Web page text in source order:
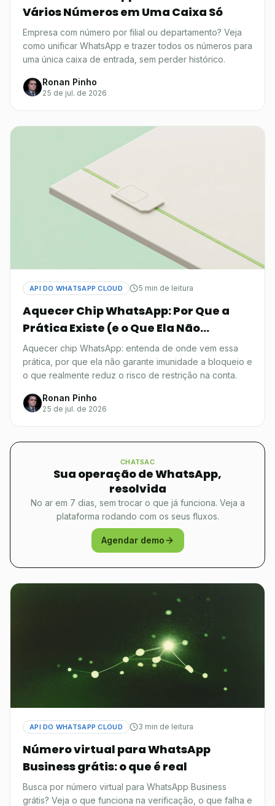
Vários Números em Uma Caixa Só
Empresa com número por filial ou departamento? Veja
como unificar WhatsApp e trazer todos os números para
uma única caixa de entrada, sem perder histórico.
Ronan Pinho
25 de jul. de 2026
API DO WHATSAPP CLOUD 5 min de leitura
Aquecer Chip WhatsApp: Por Que a
Prática Existe (e o Que Ela Não
Resolve)
Aquecer chip WhatsApp: entenda de onde vem essa
prática, por que ela não garante imunidade a bloqueio e
o que realmente reduz o risco de restrição na conta.
Ronan Pinho
25 de jul. de 2026
CHATSAC
Sua operação de WhatsApp,
resolvida
No ar em 7 dias, sem trocar o que já funciona. Veja a
plataforma rodando com os seus fluxos.
Agendar demo
API DO WHATSAPP CLOUD 3 min de leitura
Número virtual para WhatsApp
Business grátis: o que é real
Busca por número virtual para WhatsApp Business
grátis? Veja o que funciona na verificação, o que falha e